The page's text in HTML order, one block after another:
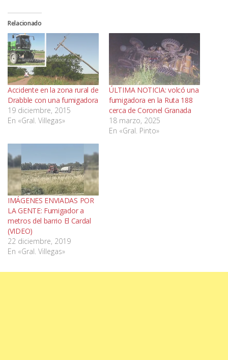
Relacionado
Accidente en la zona rural de
Drabble con una fumigadora
19 diciembre, 2015
En «Gral. Villegas»
ÚLTIMA NOTICIA: volcó una
fumigadora en la Ruta 188
cerca de Coronel Granada
18 marzo, 2025
En «Gral. Pinto»
IMÁGENES ENVIADAS POR
LA GENTE: Fumigador a
metros del barrio El Cardal
(VIDEO)
22 diciembre, 2019
En «Gral. Villegas»